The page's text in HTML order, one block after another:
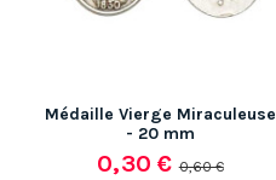
Médaille Vierge Miraculeuse
- 20 mm
0,30 €0,60 €